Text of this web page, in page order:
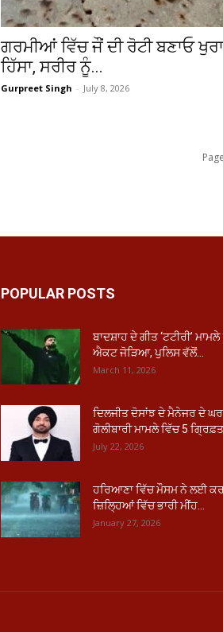
ਗਰਮੀਆਂ ਵਿੱਚ ਜੌਂ ਦੀ ਰੋਟੀ ਬਣਾਓ
ਹਿੱਸਾ, ਸਰੀਰ ਨੂੰ...
Gurpreet Singh - July 8, 2026
POPULAR POSTS
ਬਾਦਸ਼ਾਹ ਦੇ ਗੀਤ ‘ਟਟੀਰੀ’
ਐਕਟ ਜੋੜਿਆ, ਪੁਲਿਸ ਵੱਲੋਂ...
March 11, 2026
ਦਿਲਜੀਤ ਦੋਸਾਂਝ ਦੇ ਮੈਨੇਜਰ ਦੇ ਘਰ
ਗੋਲੀਬਾਰੀ ਮਾਮਲੇ ਵਿੱਚ 5
July 22, 2026
ਹਰਿਆਣਾ ਵਿੱਚ ਮੌਸਮ ਨੇ ਲਈ
ਜ਼ਿਲ੍ਹਿਆਂ ਵਿੱਚ ਭਾਰੀ ਮੀਂਹ...
January 27, 2026